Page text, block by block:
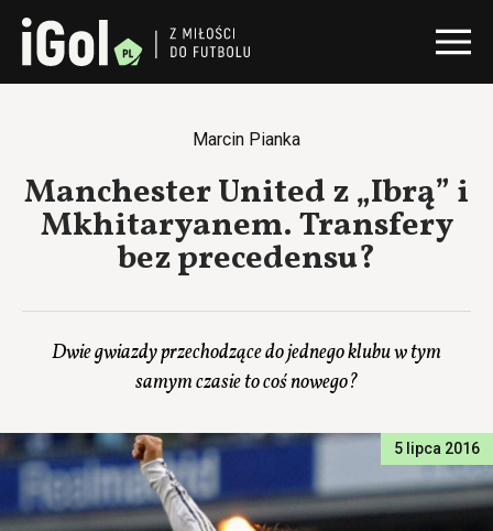
Marcin Pianka
Manchester United z „Ibrą” i
Mkhitaryanem. Transfery
bez precedensu?
Dwie gwiazdy przechodzące do jednego klubu w tym
samym czasie to coś nowego?
5 lipca 2016